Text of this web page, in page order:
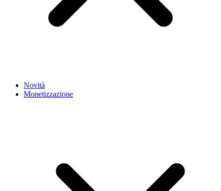
Novità
Monetizzazione